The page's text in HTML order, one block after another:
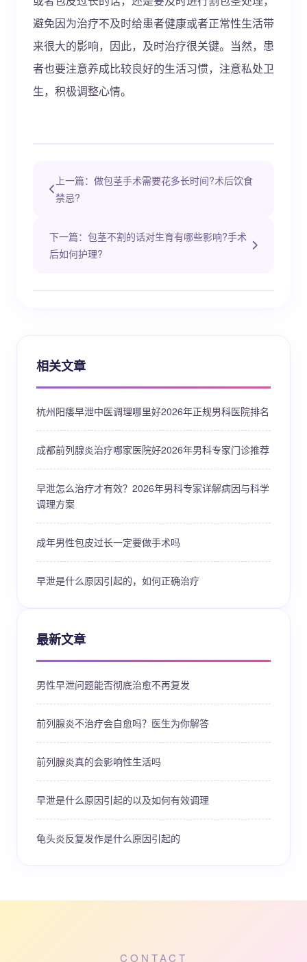
避免因为治疗不及时给患者健康或者正常性生活带
来很大的影响，因此，及时治疗很关键。当然，患
者也要注意养成比较良好的生活习惯，注意私处卫
生，积极调整心情。
上一篇：做包茎手术需要花多长时间?术后饮食
禁忌?
下一篇：包茎不割的话对生育有哪些影响?手术
后如何护理?
相关文章
杭州阳痿早泄中医调理哪里好2026年正规男科医院排名
成都前列腺炎治疗哪家医院好2026年男科专家门诊推荐
早泄怎么治疗才有效？2026年男科专家详解病因与科学
调理方案
成年男性包皮过长一定要做手术吗
早泄是什么原因引起的，如何正确治疗
最新文章
男性早泄问题能否彻底治愈不再复发
前列腺炎不治疗会自愈吗？医生为你解答
前列腺炎真的会影响性生活吗
早泄是什么原因引起的以及如何有效调理
龟头炎反复发作是什么原因引起的
CONTACT